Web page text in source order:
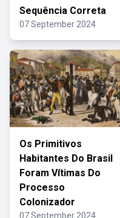
Sequência Correta
07 September 2024
Os Primitivos
Habitantes Do Brasil
Foram Vítimas Do
Processo
Colonizador
07 September 2024